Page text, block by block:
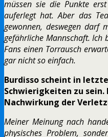
müssen sie die Punkte
auferlegt hat. Aber das
gewonnen, deswegen darf
gefährliche Mannschaft. Ich
Fans einen Torrausch
gar nicht so einfach.
Burdisso scheint in
Schwierigkeiten zu sein.
Nachwirkung der
Meiner Meinung nach
physisches Problem,